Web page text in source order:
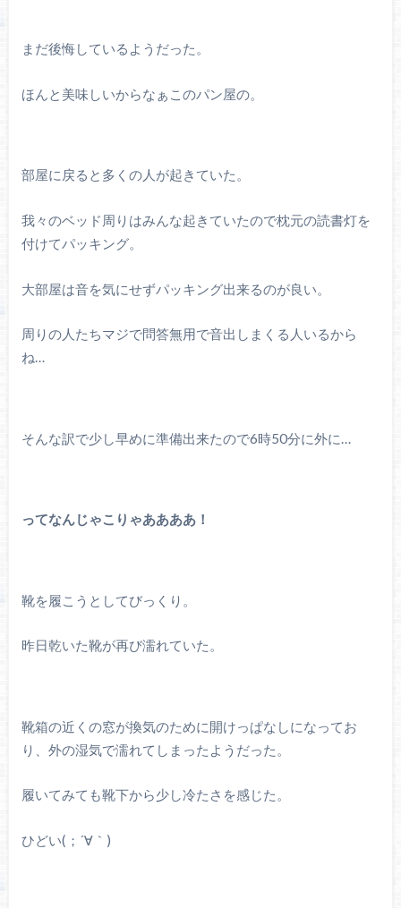
まだ後悔しているようだった。
ほんと美味しいからなぁこのパン屋の。
部屋に戻ると多くの人が起きていた。
我々のベッド周りはみんな起きていたので枕元の読書灯を
付けてパッキング。
大部屋は音を気にせずパッキング出来るのが良い。
周りの人たちマジで問答無用で音出しまくる人いるから
ね…
そんな訳で少し早めに準備出来たので6時50分に外に…
ってなんじゃこりゃああああ！
靴を履こうとしてびっくり。
昨日乾いた靴が再び濡れていた。
靴箱の近くの窓が換気のために開けっぱなしになってお
り、外の湿気で濡れてしまったようだった。
履いてみても靴下から少し冷たさを感じた。
ひどい(；´∀｀)